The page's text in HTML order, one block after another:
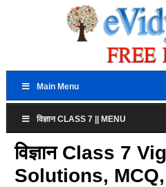
Main Menu
विज्ञान CLASS 7 || MENU
विज्ञान Class 7
Solutions,